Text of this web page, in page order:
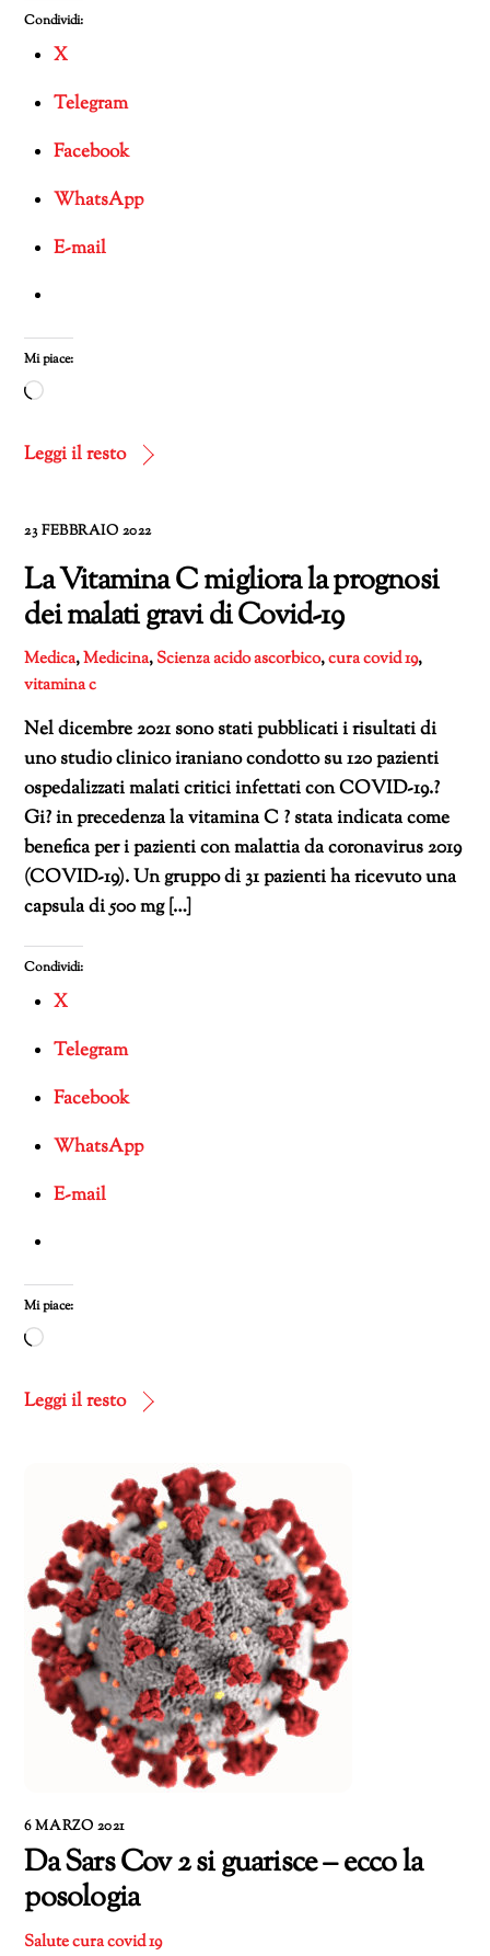
Condividi:
X
Telegram
Facebook
WhatsApp
E-mail
Mi piace:
Caricamento
corso…
Leggi il resto
23 FEBBRAIO 2022
La Vitamina C migliora la prognosi
dei malati gravi di Covid-19
Medica,Medicina,Scienzaacido ascorbico,cura covid 19,
vitamina c
Nel dicembre 2021 sono stati pubblicati i risultati di
uno studio clinico iraniano condotto su 120 pazienti
ospedalizzati malati critici infettati con COVID-19.?
Gi? in precedenza la vitamina C ? stata indicata come
benefica per i pazienti con malattia da coronavirus 2019
(COVID-19). Un gruppo di 31 pazienti ha ricevuto una
capsula di 500 mg […]
Condividi:
X
Telegram
Facebook
WhatsApp
E-mail
Mi piace:
Caricamento
corso…
Leggi il resto
6 MARZO 2021
Da Sars Cov 2 si guarisce – ecco la
posologia
Salutecura covid 19